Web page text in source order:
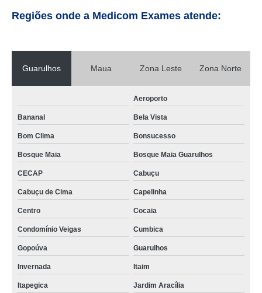
Regiões onde a Medicom Exames atende:
Guarulhos Maua Zona Leste Zona Norte
Aeroporto
Bananal Bela Vista
Bom Clima Bonsucesso
Bosque Maia Bosque Maia Guarulhos
CECAP Cabuçu
Cabuçu de Cima Capelinha
Centro Cocaia
Condomínio Veigas Cumbica
Gopoúva Guarulhos
Invernada Itaim
Itapegica Jardim Aracília